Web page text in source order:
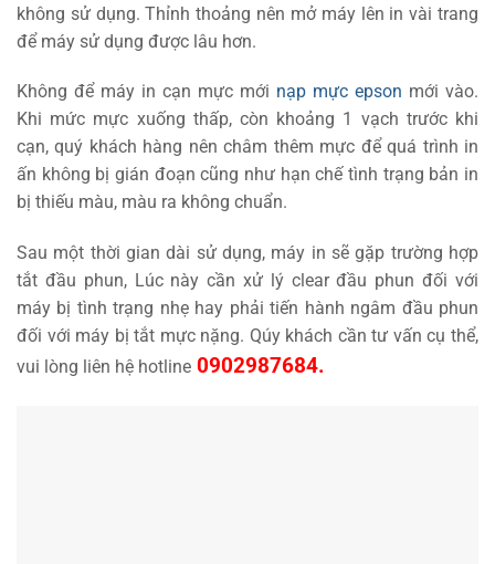
không sử dụng. Thỉnh thoảng nên mở máy lên in vài trang
để máy sử dụng được lâu hơn.
Không để máy in cạn mực mới nạp mực epson mới vào.
Khi mức mực xuống thấp, còn khoảng 1 vạch trước khi
cạn, quý khách hàng nên châm thêm mực để quá trình in
ấn không bị gián đoạn cũng như hạn chế tình trạng bản in
bị thiếu màu, màu ra không chuẩn.
Sau một thời gian dài sử dụng, máy in sẽ gặp trường hợp
tắt đầu phun, Lúc này cần xử lý clear đầu phun đối với
máy bị tình trạng nhẹ hay phải tiến hành ngâm đầu phun
đối với máy bị tắt mực nặng. Qúy khách cần tư vấn cụ thể,
vui lòng liên hệ hotline 0902987684.